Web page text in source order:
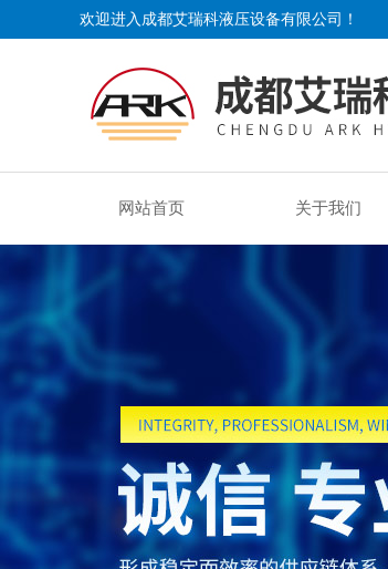
欢迎进入成都艾瑞科液压设备有限公司！
网站首页 关于我们